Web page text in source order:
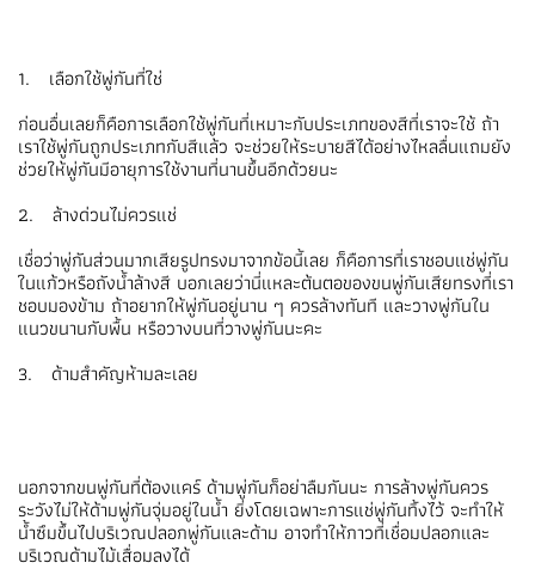
1. เลือกใช้พู่กันที่ใช่
ก่อนอื่นเลยก็คือการเลือกใช้พู่กันที่เหมาะกับประเภทของสีที่เราจะใช้ ถ้า
เราใช้พู่กันถูกประเภทกับสีแล้ว จะช่วยให้ระบายสีได้อย่างไหลลื่นแถมยัง
ช่วยให้พู่กันมีอายุการใช้งานที่นานขึ้นอีกด้วยนะ
2. ล้างด่วนไม่ควรแช่
เชื่อว่าพู่กันส่วนมากเสียรูปทรงมาจากข้อนี้เลย ก็คือการที่เราชอบแช่พู่กัน
ในแก้วหรือถังน้ำล้างสี บอกเลยว่านี่แหละต้นตอของขนพู่กันเสียทรงที่เรา
ชอบมองข้าม ถ้าอยากให้พู่กันอยู่นาน ๆ ควรล้างทันที และวางพู่กันใน
แนวขนานกับพื้น หรือวางบนที่วางพู่กันนะคะ
3. ด้ามสำคัญห้ามละเลย
นอกจากขนพู่กันที่ต้องแคร์ ด้ามพู่กันก็อย่าลืมกันนะ การล้างพู่กันควร
ระวังไม่ให้ด้ามพู่กันจุ่มอยู่ในน้ำ ยิ่งโดยเฉพาะการแช่พู่กันทิ้งไว้ จะทำให้
น้ำซึมขึ้นไปบริเวณปลอกพู่กันและด้าม อาจทำให้กาวที่เชื่อมปลอกและ
บริเวณด้ามไม้เสื่อมลงได้